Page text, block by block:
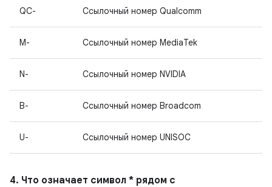
QC- Ссылочный номер Qualcomm
M- Ссылочный номер MediaTek
N- Ссылочный номер NVIDIA
B- Ссылочный номер Broadcom
U- Ссылочный номер UNISOC
4. Что означает символ * рядом с